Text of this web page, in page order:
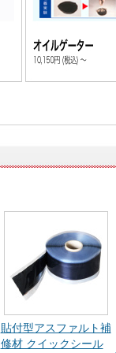
貼付型アスファルト補
修材 クイックシール